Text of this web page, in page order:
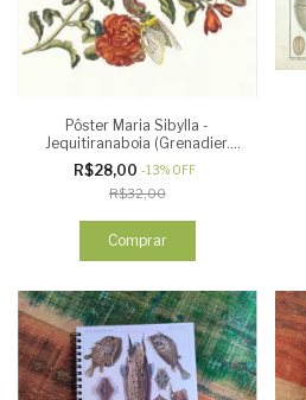
Pôster Maria Sibylla -
Jequitiranaboia (Grenadier.
1705)
R$28,00-13% OFF
R$32,00
Comprar